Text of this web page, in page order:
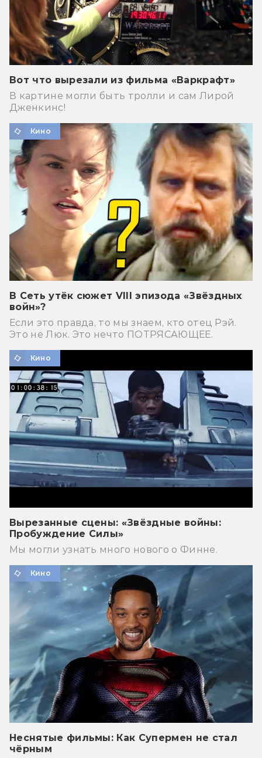
Вот что вырезали из фильма «Варкрафт»
В картине могли быть тролли и сам Лирой
Дженкинс!
Кино
В Сеть утёк сюжет VIII эпизода «Звёздных
войн»?
Если это правда, то мы знаем, кто отец Рэй.
Это не Люк. Это нечто ПОТРЯСАЮЩЕЕ.
Кино
Вырезанные сцены: «Звёздные войны:
Пробуждение Силы»
Мы могли узнать много нового о Финне.
Кино
Неснятые фильмы: Как Супермен не стал
чёрным